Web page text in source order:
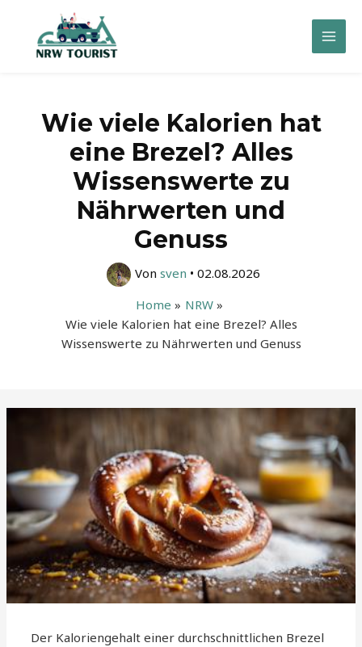
springen
Main
Wie viele Kalorien hat
eine Brezel? Alles
Wissenswerte zu
Nährwerten und
Genuss
Von sven • 02.08.2026
Home
NRW
Wie viele Kalorien hat eine Brezel? Alles
Wissenswerte zu Nährwerten und Genuss
Der Kaloriengehalt einer durchschnittlichen Brezel